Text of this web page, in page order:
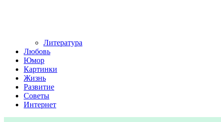
Литература
Любовь
Юмор
Картинки
Жизнь
Развитие
Советы
Интернет